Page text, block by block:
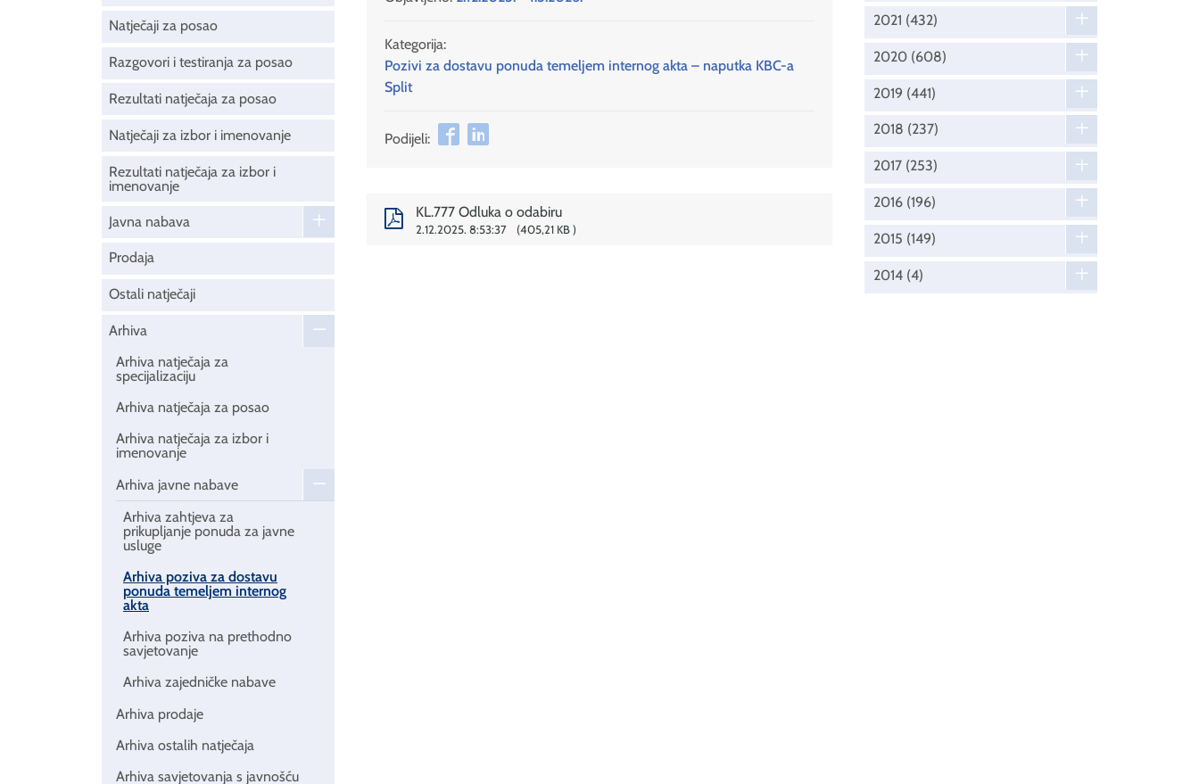
Natječaji za posao
Razgovori i testiranja za posao
Rezultati natječaja za posao
Natječaji za izbor i imenovanje
Rezultati natječaja za izbor i
imenovanje
Javna nabava
Prodaja
Ostali natječaji
Arhiva
Arhiva natječaja za
specijalizaciju
Arhiva natječaja za posao
Arhiva natječaja za izbor i
imenovanje
Arhiva javne nabave
Arhiva zahtjeva za
prikupljanje ponuda za javne
usluge
Arhiva poziva za dostavu
ponuda temeljem internog
akta
Arhiva poziva na prethodno
savjetovanje
Arhiva zajedničke nabave
Arhiva prodaje
Arhiva ostalih natječaja
Arhiva savjetovanja s javnošću
Kategorija:
Pozivi za dostavu ponuda temeljem internog akta – naputka KBC-a
Split
Podijeli:
KL.777 Odluka o odabiru
2.12.2025. 8:53:37 405,21 KB
2021 (432)
2020 (608)
2019 (441)
2018 (237)
2017 (253)
2016 (196)
2015 (149)
2014 (4)